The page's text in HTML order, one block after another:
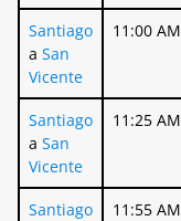
Santiago
a San
Vicente
11:00 AM
Santiago
a San
Vicente
11:25 AM
Santiago
11:55 AM